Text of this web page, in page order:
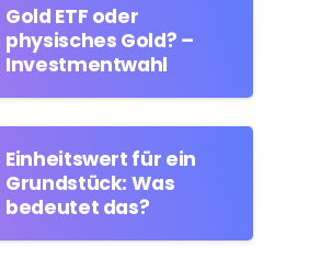
Gold ETF oder
physisches Gold? –
Investmentwahl
Einheitswert für ein
Grundstück: Was
bedeutet das?